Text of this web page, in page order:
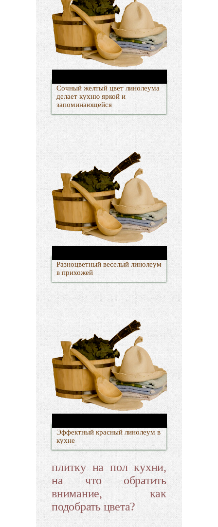
Сочный желтый цвет линолеума
делает кухню яркой и
запоминающейся
Разноцветный веселый линолеум
в прихожей
Эффектный красный линолеум в
кухне
плитку на пол кухни,
на что обратить
внимание, как
подобрать цвета?